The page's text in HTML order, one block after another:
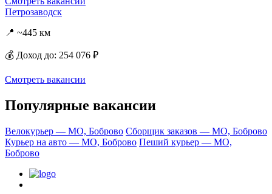
Петрозаводск
📍 ~445 км
💰 Доход до: 254 076 ₽
Смотреть вакансии
Популярные вакансии
Велокурьер — МО, Боброво Сборщик заказов — МО, Боброво
Курьер на авто — МО, Боброво Пеший курьер — МО,
Боброво